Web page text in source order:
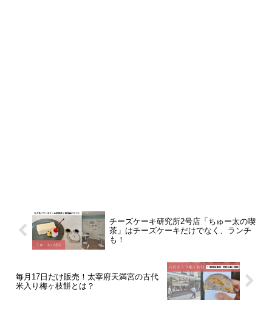
チーズケーキ研究所2号店「ちゅー太の喫
茶」はチーズケーキだけでなく、ランチ
も！
毎月17日だけ販売！太宰府天満宮の古代
米入り梅ヶ枝餅とは？